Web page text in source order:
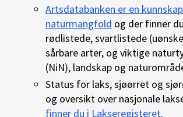
Artsdatabanken er en
naturmangfold og der finner
rødlistede, svartlistede
sårbare arter, og viktige
(NiN), landskap og
Status for laks, sjøørret og
og oversikt over nasjonale
finner du i Lakseregisteret.